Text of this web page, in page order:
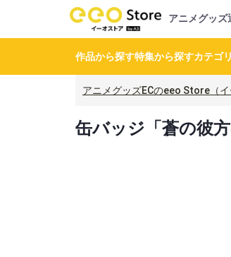
アニメグッズ
作品から探す特集から探すカテゴ
アニメグッズECのeeo Store（イ
缶バッジ「蒼の彼